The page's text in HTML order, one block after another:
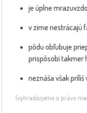
je úplne
v zime nestrácajú
pôdu obľubuje
prispôsobí takmer
neznáša však
(vyhradzujeme si právo